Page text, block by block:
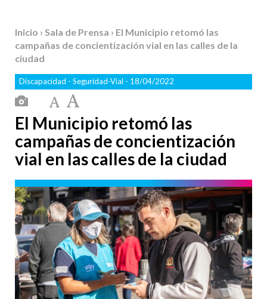
Inicio › Sala de Prensa › El Municipio retomó las
campañas de concientización vial en las calles de la
ciudad
Discapacidad - Seguridad-Vial - 18/04/2022
El Municipio retomó las
campañas de concientización
vial en las calles de la ciudad